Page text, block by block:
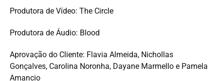
Produtora de Vídeo: The Circle
Produtora de Áudio: Blood
Aprovação do Cliente: Flavia Almeida, Nichollas
Gonçalves, Carolina Noronha, Dayane Marmello e Pamela
Amancio